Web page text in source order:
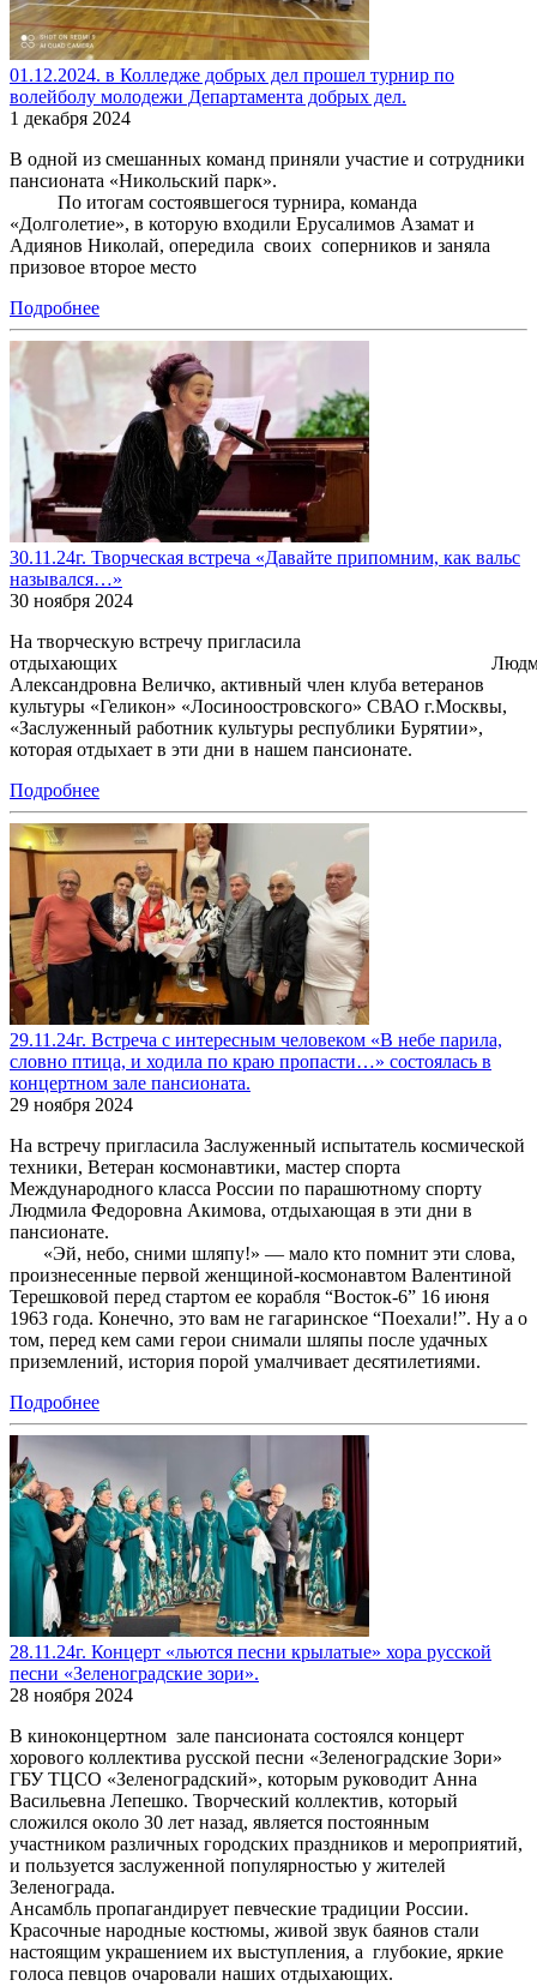
01.12.2024. в Колледже добрых дел прошел турнир по
волейболу молодежи Департамента добрых дел.
1 декабря 2024
В одной из смешанных команд приняли участие и сотрудники
пансионата «Никольский парк».
По итогам состоявшегося турнира, команда
«Долголетие», в которую входили Ерусалимов Азамат и
Адиянов Николай, опередила своих соперников и заняла
призовое второе место
Подробнее
30.11.24г. Творческая встреча «Давайте припомним, как вальс
назывался…»
30 ноября 2024
На творческую встречу пригласила
отдыхающих
Александровна Величко, активный член клуба ветеранов
культуры «Геликон» «Лосиноостровского» СВАО г.Москвы,
«Заслуженный работник культуры республики Бурятии»,
которая отдыхает в эти дни в нашем пансионате.
Подробнее
29.11.24г. Встреча с интересным человеком «В небе парила,
словно птица, и ходила по краю пропасти…» состоялась в
концертном зале пансионата.
29 ноября 2024
На встречу пригласила Заслуженный испытатель космической
техники, Ветеран космонавтики, мастер спорта
Международного класса России по парашютному спорту
Людмила Федоровна Акимова, отдыхающая в эти дни в
пансионате.
«Эй, небо, сними шляпу!» — мало кто помнит эти слова,
произнесенные первой женщиной-космонавтом Валентиной
Терешковой перед стартом ее корабля “Восток-6” 16 июня
1963 года. Конечно, это вам не гагаринское “Поехали!”. Ну а о
том, перед кем сами герои снимали шляпы после удачных
приземлений, история порой умалчивает десятилетиями.
Подробнее
28.11.24г. Концерт «льются песни крылатые» хора русской
песни «Зеленоградские зори».
28 ноября 2024
В киноконцертном зале пансионата состоялся концерт
хорового коллектива русской песни «Зеленоградские Зори»
ГБУ ТЦСО «Зеленоградский», которым руководит Анна
Васильевна Лепешко. Творческий коллектив, который
сложился около 30 лет назад, является постоянным
участником различных городских праздников и мероприятий,
и пользуется заслуженной популярностью у жителей
Зеленограда.
Ансамбль пропагандирует певческие традиции России.
Красочные народные костюмы, живой звук баянов стали
настоящим украшением их выступления, а глубокие, яркие
голоса певцов очаровали наших отдыхающих.